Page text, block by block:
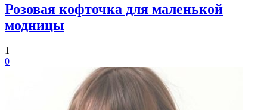
Розовая кофточка для маленькой
модницы
1
0